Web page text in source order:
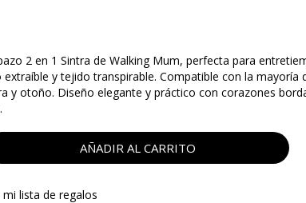
2 en 1 Sintra de Walking Mum, perfecta para
extraíble y tejido transpirable. Compatible con la mayoría
y otoño. Diseño elegante y práctico con corazones
AÑADIR AL CARRITO
mi lista de regalos